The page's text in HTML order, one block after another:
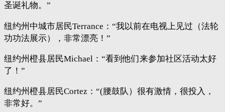
圣诞礼物。”
纽约州中城市居民Terrance：“我以前在电视上见过（法轮
功功法展示），非常漂亮！”
纽约州橙县居民Michael：“看到他们来参加社区活动太好
了！”
纽约州橙县居民Cortez：“(腰鼓队）很有激情，很投入，
非常好。”